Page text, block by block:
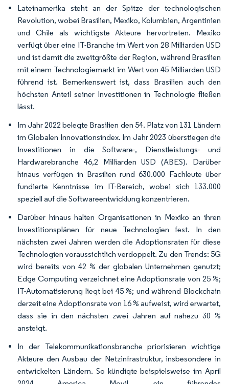
Lateinamerika steht an der Spitze der technologischen
Revolution, wobei Brasilien, Mexiko, Kolumbien, Argentinien
und Chile als wichtigste Akteure hervortreten. Mexiko
verfügt über eine IT-Branche im Wert von 28 Milliarden USD
und ist damit die zweitgrößte der Region, während Brasilien
mit einem Technologiemarkt im Wert von 45 Milliarden USD
führend ist. Bemerkenswert ist, dass Brasilien auch den
höchsten Anteil seiner Investitionen in Technologie fließen
lässt.
Im Jahr 2022 belegte Brasilien den 54. Platz von 131 Ländern
im Globalen Innovationsindex. Im Jahr 2023 überstiegen die
Investitionen in die Software-, Dienstleistungs- und
Hardwarebranche 46,2 Milliarden USD (ABES). Darüber
hinaus verfügen in Brasilien rund 630.000 Fachleute über
fundierte Kenntnisse im IT-Bereich, wobei sich 133.000
speziell auf die Softwareentwicklung konzentrieren.
Darüber hinaus halten Organisationen in Mexiko an ihren
Investitionsplänen für neue Technologien fest. In den
nächsten zwei Jahren werden die Adoptionsraten für diese
Technologien voraussichtlich verdoppelt. Zu den Trends: 5G
wird bereits von 42 % der globalen Unternehmen genutzt;
Edge Computing verzeichnet eine Adoptionsrate von 25 %;
IT-Automatisierung liegt bei 45 %; und während Blockchain
derzeit eine Adoptionsrate von 16 % aufweist, wird erwartet,
dass sie in den nächsten zwei Jahren auf nahezu 30 %
ansteigt.
In der Telekommunikationsbranche priorisieren wichtige
Akteure den Ausbau der Netzinfrastruktur, insbesondere in
entwickelten Ländern. So kündigte beispielsweise im April